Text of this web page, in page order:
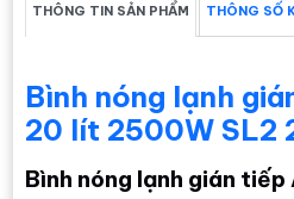
THÔNG TIN SẢN PHẨM THÔNG SỐ
Bình nóng lạnh
20 lít 2500W SL2
Bình nóng lạnh gián